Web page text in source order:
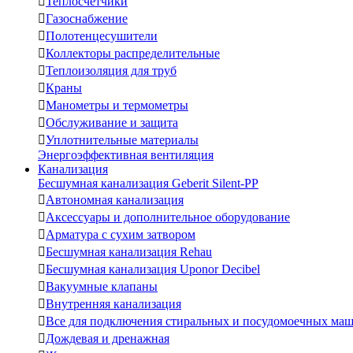
Газоснабжение
Полотенцесушители
Коллекторы распределительные
Теплоизоляция для труб
Краны
Манометры и термометры
Обслуживание и защита
Уплотнительные материалы
Энергоэффективная вентиляция
Канализация
Бесшумная канализация Geberit Silent-PP
Автономная канализация
Аксессуары и дополнительное оборудование
Арматура с сухим затвором
Бесшумная канализация Rehau
Бесшумная канализация Uponor Decibel
Вакуумные клапаны
Внутренняя канализация
Все для подключения стиральных и посудомоечных
Дождевая и дренажная